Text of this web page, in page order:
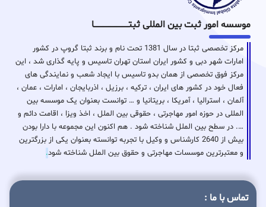
موسسه امور ثبت بین المللی ثبتـــــــــــــــــــــــــــــا
مرکز تخصصی ثبتا در سال 1381 تحت نام و برند ثبتا گروپ در کشور
امارات شهر دبی و کشور ایران استان تهران تاسیس و پایه گذاری شد ، این
مرکز فوق تخصصی از همان بدو تاسیس با ایجاد شعب و نمایندگی های
فعال خود در کشور های ایران ، ترکیه ، برزیل ، اذربایجان ، امارات ، عمان ،
آلمان ، استرالیا ، آمریکا ، بریتانیا و … توانست بعنوان یک موسسه بین
المللی در حوزه امور مهاجرتی ، حقوقی بین الملل ، اخذ ویزا ، اقامت دائم و
…. در سطح بین الملل شناخته شود . هم اکنون این مجموعه با دارا بودن
بیش از 2640 کارشناس و وکیل با تجربه توانسته بعنوان یکی از بزرگترین
و معتبرترین موسسات مهاجرتی و حقوق بین الملل شناخته شود.
تماس با ما :